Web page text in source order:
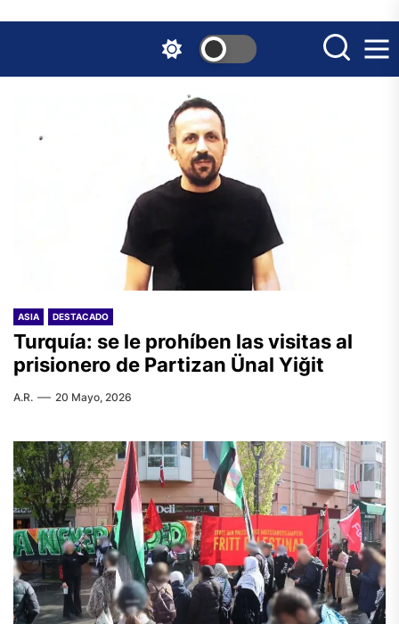
the
ASIA DESTACADO
Turquía: se le prohíben las visitas al
prisionero de Partizan Ünal Yiğit
A.R. 20 Mayo, 2026